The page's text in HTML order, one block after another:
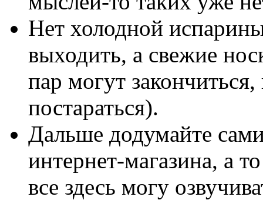
Нет холодной
выходить, а свежие
пар могут
постараться).
Дальше додумайте
интернет-магазина, а
все здесь могу